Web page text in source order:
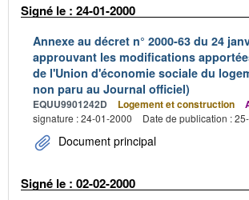
Signé le : 24-01-2000
Annexe au décret n° 2000-63 du 24
approuvant les modifications
de l'Union d'économie sociale du
non paru au Journal officiel)
EQUU9901242D Logement et construction
signature : 24-01-2000
Date de publication :
Document principal
Signé le : 02-02-2000